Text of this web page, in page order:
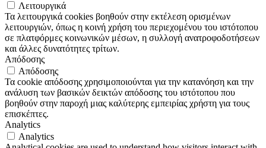
Λειτουργικά
Τα λειτουργικά cookies βοηθούν στην εκτέλεση ορισμένων
λειτουργιών, όπως η κοινή χρήση του περιεχομένου του ιστότοπου
σε πλατφόρμες κοινωνικών μέσων, η συλλογή ανατροφοδοτήσεων
και άλλες δυνατότητες τρίτων.
Απόδοσης
Απόδοσης
Τα cookie απόδοσης χρησιμοποιούνται για την κατανόηση και την
ανάλυση των βασικών δεικτών απόδοσης του ιστότοπου που
βοηθούν στην παροχή μιας καλύτερης εμπειρίας χρήστη για τους
επισκέπτες.
Analytics
Analytics